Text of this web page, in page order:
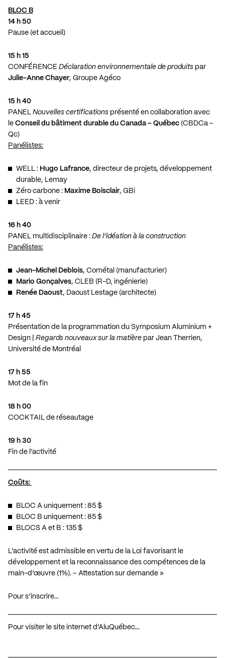
BLOC B
14 h 50
Pause (et accueil)
15 h 15
CONFÉRENCE Déclaration environnementale de produits par
Julie-Anne Chayer, Groupe Agéco
15 h 40
PANEL Nouvelles certifications présenté en collaboration avec
le Conseil du bâtiment durable du Canada – Québec (CBDCa –
Qc)
Panélistes:
WELL : Hugo Lafrance, directeur de projets, développement
durable, Lemay
Zéro carbone : Maxime Boisclair, GBi
LEED : à venir
16 h 40
PANEL multidisciplinaire : De l’idéation à la construction
Panélistes:
Jean-Michel Deblois, Cométal (manufacturier)
Mario Gonçalves, CLEB (R-D, ingénierie)
Renée Daoust, Daoust Lestage (architecte)
17 h 45
Présentation de la programmation du Symposium Aluminium +
Design | Regards nouveaux sur la matière par Jean Therrien,
Université de Montréal
17 h 55
Mot de la fin
18 h 00
COCKTAIL de réseautage
19 h 30
Fin de l’activité
Coûts:
BLOC A uniquement : 85 $
BLOC B uniquement : 85 $
BLOCS A et B : 135 $
L’activité est admissible en vertu de la Loi favorisant le
développement et la reconnaissance des compétences de la
main-d’œuvre (1%). – Attestation sur demande »
Pour s’inscrire…
Pour visiter le site internet d’AluQuébec…